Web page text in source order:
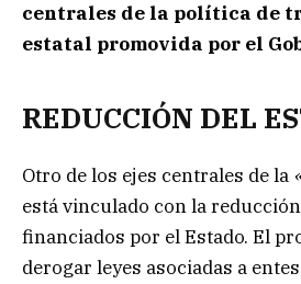
centrales de la política de
estatal promovida por el
REDUCCIÓN DEL
Otro de los ejes centrales de la
está vinculado con la
financiados por el Estado. El
derogar leyes asociadas a